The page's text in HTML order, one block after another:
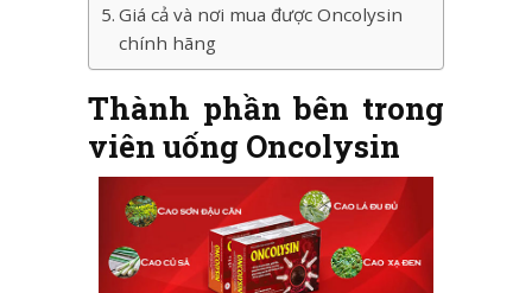
Giá cả và nơi mua được Oncolysin
chính hãng
Thành phần bên trong
viên uống Oncolysin